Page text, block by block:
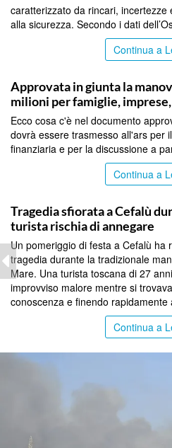
caratterizzato da rincari,
alla sicurezza. Secondo i dati
Continua a
Approvata in giunta la
milioni per famiglie,
Ecco cosa c'è nel documento
dovrà essere trasmesso all'ars per
finanziaria e per la discussione a
Continua a
Tragedia sfiorata a Cefalù
turista rischia di annegare
Un pomeriggio di festa a Cefalù ha
tragedia durante la tradizionale
Mare. Una turista toscana di 27
improvviso malore mentre si
conoscenza e finendo rapidamente
Continua a